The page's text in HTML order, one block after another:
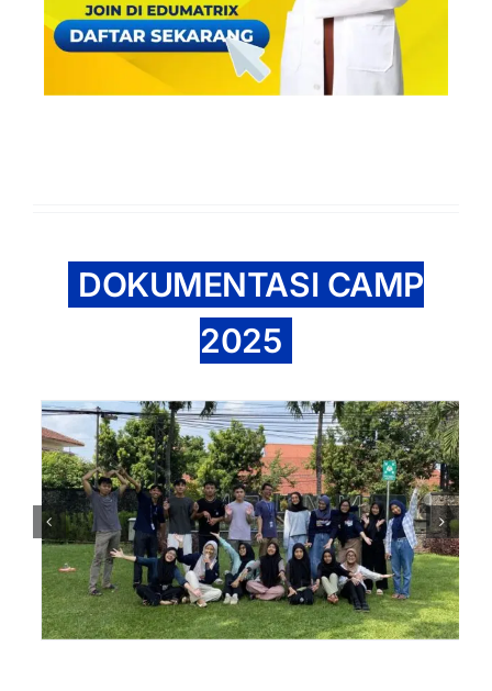
DOKUMENTASI CAMP
2025